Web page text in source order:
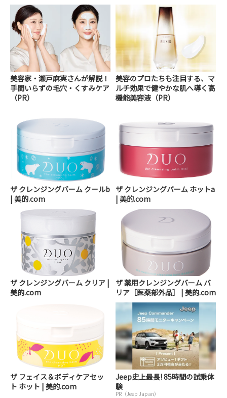
美容家・瀬戸麻実さんが解説！
手間いらずの毛穴・くすみケア
（PR）
美容のプロたちも注目する、マ
ルチ効果で健やかな肌へ導く高
機能美容液（PR）
ザ クレンジングバーム クールb
| 美的.com
ザ クレンジングバーム ホットa
| 美的.com
ザ クレンジングバーム クリア |
美的.com
ザ 薬用クレンジングバーム バ
リア［医薬部外品］ | 美的.com
ザ フェイス＆ボディケアセッ
ト ホット | 美的.com
Jeep史上最長! 85時間の試乗体
験
PR（Jeep Japan）